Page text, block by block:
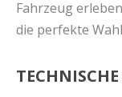
Fahrzeug
die perfekte